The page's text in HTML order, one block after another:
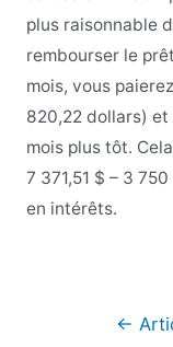
plus raisonnable
rembourser le
mois, vous
820,22 dollars)
mois plus tôt.
7 371,51 $ – 3
en intérêts.
Navigation
←